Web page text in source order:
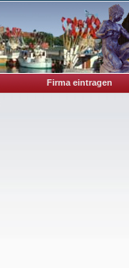
Firma eintragen